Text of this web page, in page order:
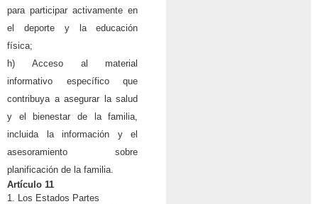
para participar activamente en
el deporte y la educación
física;
h) Acceso al material
informativo específico que
contribuya a asegurar la salud
y el bienestar de la familia,
incluida la información y el
asesoramiento sobre
planificación de la familia.
Artículo 11
1. Los Estados Partes